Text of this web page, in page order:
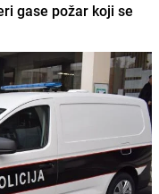
gase požar koji se